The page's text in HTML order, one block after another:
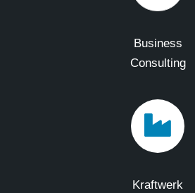
Business
Consulting
Kraftwerk